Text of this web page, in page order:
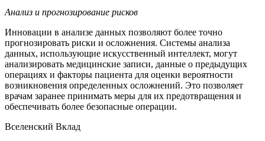
Анализ и прогнозирование рисков
Инновации в анализе данных позволяют более точно
прогнозировать риски и осложнения. Системы анализа
данных, использующие искусственный интеллект, могут
анализировать медицинские записи, данные о предыдущих
операциях и факторы пациента для оценки вероятности
возникновения определенных осложнений. Это позволяет
врачам заранее принимать меры для их предотвращения и
обеспечивать более безопасные операции.
Вселенский Вклад